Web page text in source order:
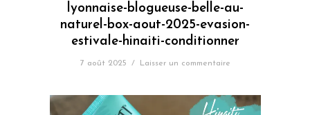
lyonnaise-blogueuse-belle-au-
naturel-box-aout-2025-evasion-
estivale-hinaiti-conditionner
7 août 2025 / Laisser un commentaire